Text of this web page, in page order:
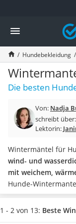
Die beliebtesten
Drogerie
Inhalator
Haarschneider
Rollator
Braun Rasierer
Katzenklappe (Chip)
Masturbator
Massagepistole
Reisehaartrockner
Eiweißpulver
Magnesiumpräparat
Katzenklappe
Nackenmassagegerät
Zeckenschutz Katze
Hundebekleidung
Die besten
Von: Nadja
schreibt über:
Lektorin:
Wintermäntel für
wind- und
mit weichem,
Hunde-
kann diepassende
sowie des Hals-
1 - 2 von 13: Beste